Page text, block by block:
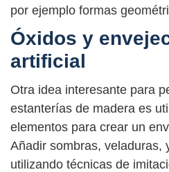
por ejemplo formas
Óxidos y
artificial
Otra idea interesante para
estanterías de madera es
elementos para crear un
Añadir sombras, veladuras,
utilizando técnicas de